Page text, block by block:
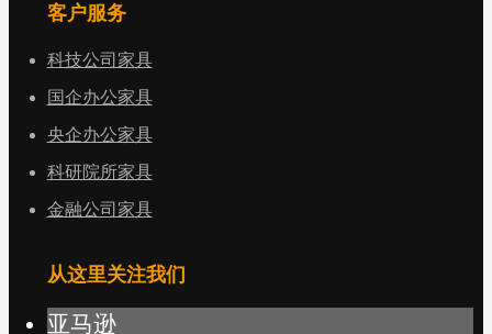
客户服务
科技公司家具
国企办公家具
央企办公家具
科研院所家具
金融公司家具
从这里关注我们
亚马逊